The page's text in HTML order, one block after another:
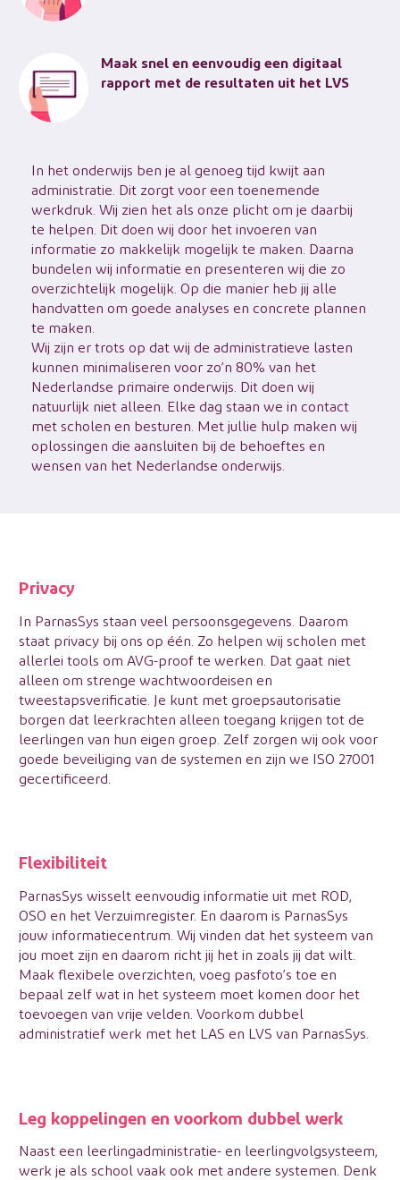
Maak snel en eenvoudig een digitaal
rapport met de resultaten uit het LVS
In het onderwijs ben je al genoeg tijd kwijt aan
administratie. Dit zorgt voor een toenemende
werkdruk. Wij zien het als onze plicht om je daarbij
te helpen. Dit doen wij door het invoeren van
informatie zo makkelijk mogelijk te maken. Daarna
bundelen wij informatie en presenteren wij die zo
overzichtelijk mogelijk. Op die manier heb jij alle
handvatten om goede analyses en concrete plannen
te maken.
Wij zijn er trots op dat wij de administratieve lasten
kunnen minimaliseren voor zo’n 80% van het
Nederlandse primaire onderwijs. Dit doen wij
natuurlijk niet alleen. Elke dag staan we in contact
met scholen en besturen. Met jullie hulp maken wij
oplossingen die aansluiten bij de behoeftes en
wensen van het Nederlandse onderwijs.
Privacy
In ParnasSys staan veel persoonsgegevens. Daarom
staat privacy bij ons op één. Zo helpen wij scholen met
allerlei tools om AVG-proof te werken . Dat gaat niet
alleen om strenge wachtwoordeisen en
tweestapsverificatie . Je kunt met groepsautorisatie
borgen dat leerkrachten alleen toegang krijgen tot de
leerlingen van hun eigen groep. Zelf zorgen wij ook voor
goede beveiliging van de systemen en zijn we ISO 27001
gecertificeerd.
Flexibiliteit
ParnasSys wisselt eenvoudig informatie uit met ROD,
OSO en het Verzuimregister. En daarom is ParnasSys
jouw informatiecentrum. Wij vinden dat het systeem van
jou moet zijn en daarom richt jij het in zoals jij dat wilt.
Maak flexibele overzichten, voeg pasfoto’s toe en
bepaal zelf wat in het systeem moet komen door het
toevoegen van vrije velden. Voorkom dubbel
administratief werk met het LAS en LVS van ParnasSys.
Leg koppelingen en voorkom dubbel werk
Naast een leerlingadministratie- en leerlingvolgsysteem,
werk je als school vaak ook met andere systemen. Denk